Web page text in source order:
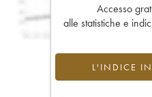
Accesso
alle statistiche e
L'INDICE